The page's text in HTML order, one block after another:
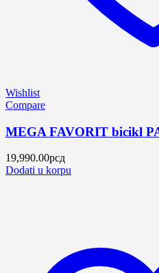
Wishlist
Compare
MEGA FAVORIT bicikl
19,990.00рсд
Dodati u korpu